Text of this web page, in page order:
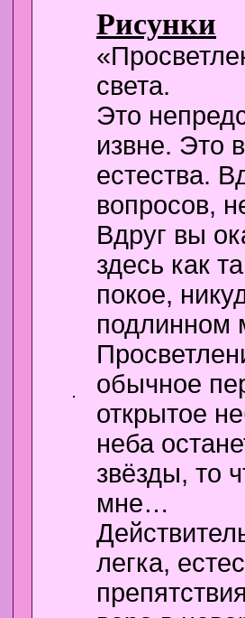
Рисунки
света.
Это
извне. Это
естества.
вопросов,
Вдруг вы
здесь как
покое,
подлинном
обычное
открытое
неба
звёзды, то
мне…
легка,